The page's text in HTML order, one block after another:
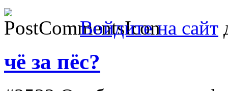
Войдите на сайт
чё за пёс?